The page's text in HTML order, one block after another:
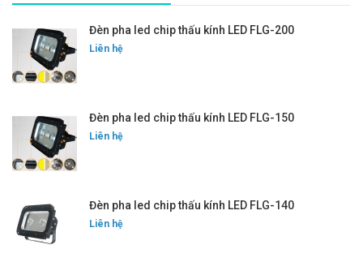
Đèn pha led chip thấu kính LED FLG-200
Liên hệ
Đèn pha led chip thấu kính LED FLG-150
Liên hệ
Đèn pha led chip thấu kính LED FLG-140
Liên hệ